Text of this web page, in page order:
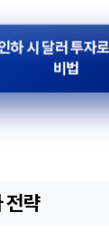
하 시 달러 투자
비법
전략